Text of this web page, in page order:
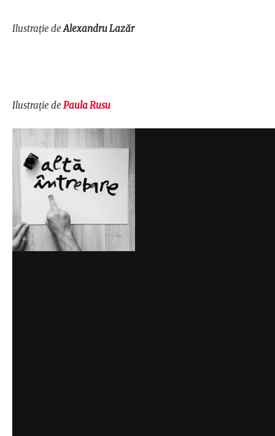
Ilustrație deAlexandru Lazăr
Ilustrație de Paula Rusu